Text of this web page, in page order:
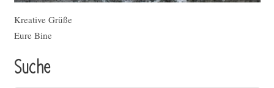
Kreative Grüße
Eure Bine
Suche